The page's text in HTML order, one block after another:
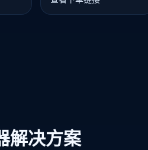
解决方案